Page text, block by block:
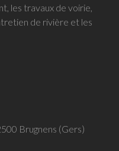
les travaux de voirie,
de rivière et les
Brugnens (Gers)